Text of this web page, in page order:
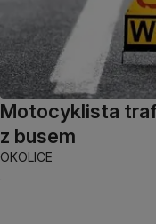
Motocyklista
z busem
OKOLICE